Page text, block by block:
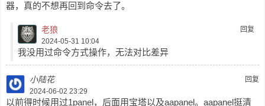
器，真的不想再回到命令去了。
回复
老狼
2024-05-31 10:04
我没用过命令方式操作，无法对比差异
回复
小陆花
2024-06-02 23:29
以前得时候用过1panel，后面用宝塔以及aapanel。aapanel挺清